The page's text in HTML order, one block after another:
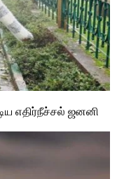
எதிர்நீச்சல் ஜனனி